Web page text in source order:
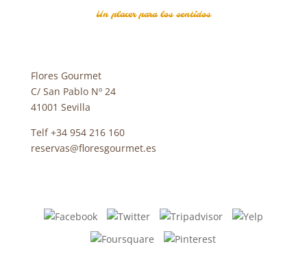
Un placer para los sentidos
Flores Gourmet
C/ San Pablo Nº 24
41001 Sevilla
Telf +34 954 216 160
reservas@floresgourmet.es